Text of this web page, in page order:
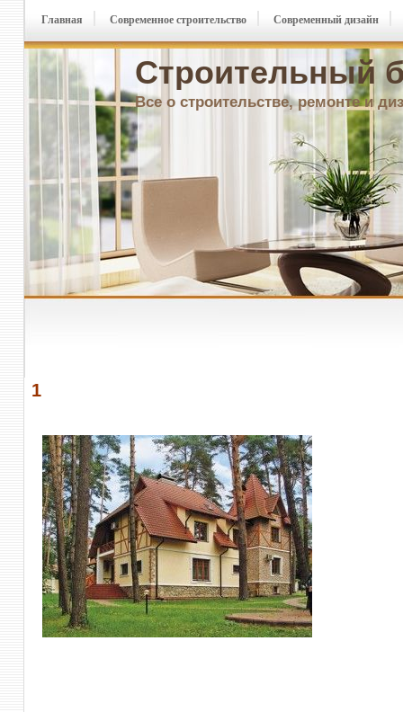
Строительный
Все о строительстве, ремонте и
Главная Современное строительство Современный дизайн
1